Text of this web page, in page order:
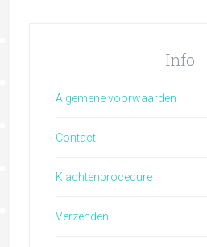
Info
Algemene voorwaarden
Contact
Klachtenprocedure
Verzenden